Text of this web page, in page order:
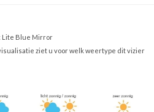
Blue Mirror
ziet u voor welk weertype dit vizier